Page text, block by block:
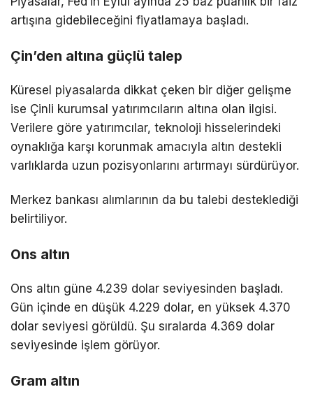
artışına gidebileceğini fiyatlamaya başladı.
Çin’den altına güçlü talep
Küresel piyasalarda dikkat çeken bir diğer gelişme
ise Çinli kurumsal yatırımcıların altına olan ilgisi.
Verilere göre yatırımcılar, teknoloji hisselerindeki
oynaklığa karşı korunmak amacıyla altın destekli
varlıklarda uzun pozisyonlarını artırmayı sürdürüyor.
Merkez bankası alımlarının da bu talebi desteklediği
belirtiliyor.
Ons altın
Ons altın güne 4.239 dolar seviyesinden başladı.
Gün içinde en düşük 4.229 dolar, en yüksek 4.370
dolar seviyesi görüldü. Şu sıralarda 4.369 dolar
seviyesinde işlem görüyor.
Gram altın